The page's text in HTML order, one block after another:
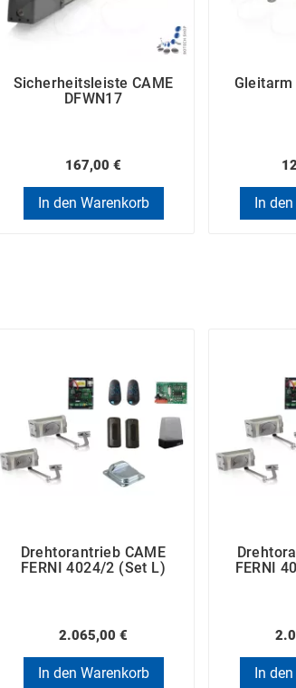
Sicherheitsleiste CAME
DFWN17
167,00 €
In den Warenkorb
Gleitarm
In
Drehtorantrieb CAME
FERNI 4024/2 (Set L)
2.065,00 €
In den Warenkorb
FERNI
In